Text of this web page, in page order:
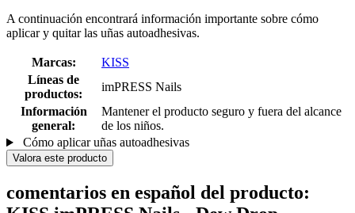
A continuación encontrará información importante sobre cómo
aplicar y quitar las uñas autoadhesivas.
Marcas:
KISS
Líneas de
productos:
imPRESS Nails
Información
general:
Mantener el producto seguro y fuera del alcance
de los niños.
Cómo aplicar uñas autoadhesivas
Valora este producto
comentarios en español del producto: